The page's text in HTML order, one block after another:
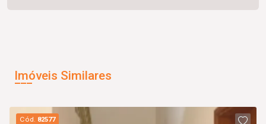
Imóveis Similares
Cód. 82577